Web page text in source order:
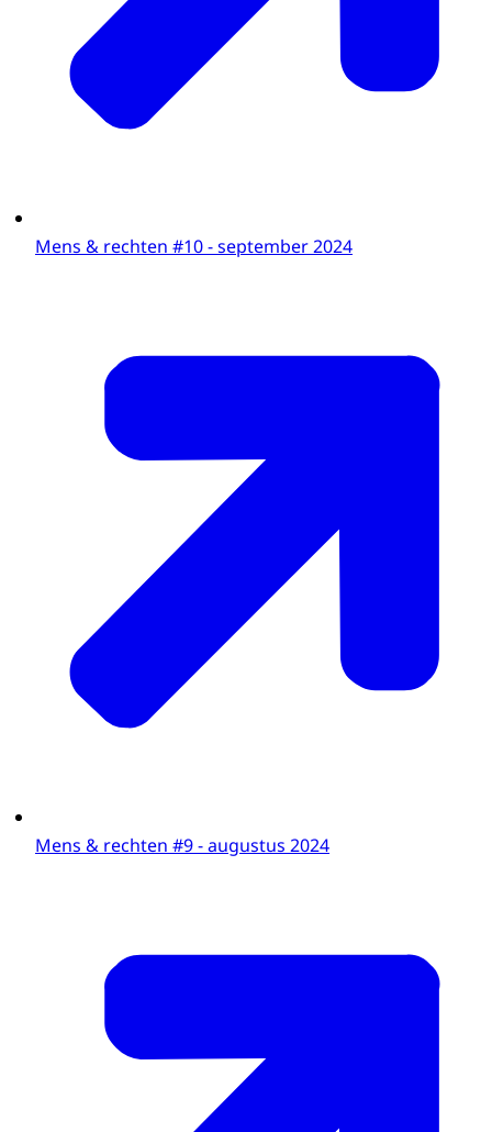
Mens & rechten #10 - september 2024
Mens & rechten #9 - augustus 2024